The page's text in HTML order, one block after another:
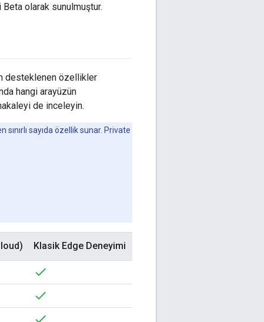
olarak sunulmuştur.
desteklenen özellikler
hangi arayüzün
de inceleyin.
sayıda özellik sunar. Private
Klasik Edge Deneyimi